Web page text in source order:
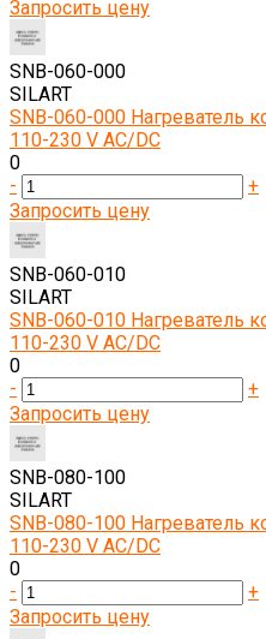
Запросить цену
SNB-060-000
SILART
SNB-060-000 Нагреватель
110-230 V AC/DC
0
-
+
Запросить цену
SNB-060-010
SILART
SNB-060-010 Нагреватель
110-230 V AC/DC
0
-
+
Запросить цену
SNB-080-100
SILART
SNB-080-100 Нагреватель
110-230 V AC/DC
0
-
+
Запросить цену